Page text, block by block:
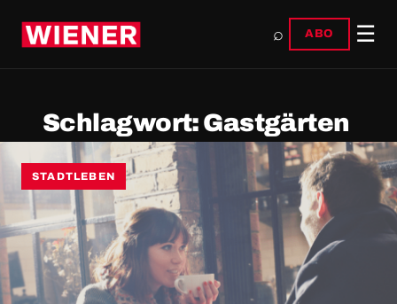
⌕ ABO ☰
Schlagwort:Gastgärten
STADTLEBEN